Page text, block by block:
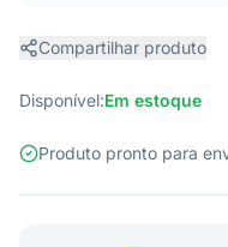
Compartilhar produto
Disponível:Em estoque
Produto pronto para